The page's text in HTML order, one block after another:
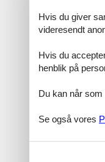
©Feline
Hvis du giver
videresendt
Hvis du
henblik på
Du kan når
Se også vores